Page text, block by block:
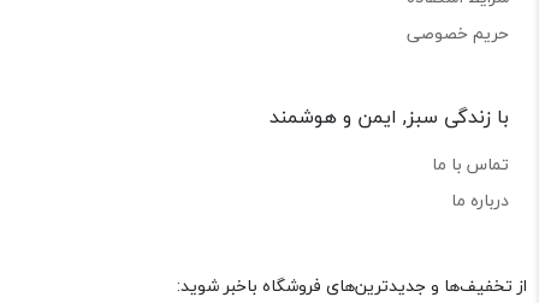
حریم خصوصی
با زندگی سبز, ایمن و هوشمند
تماس با ما
درباره ما
از تخفیف‌ها و جدیدترین‌های فروشگاه باخبر شوید: